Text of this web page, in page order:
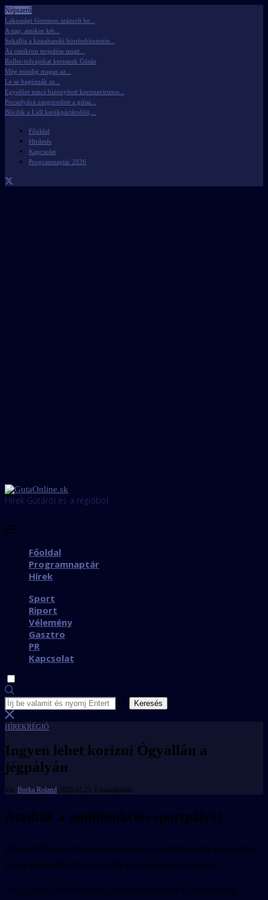
Népszerű
Lakossági fórumon számolt be...
A nap, amikor két...
Sokallja a kiszabandó börtönbüntetést...
Az omikron terjedése miatt...
Roller-tolvajokat keresnek Gútán
Még mindig magas az...
Le se bagózzák az...
Egyelőre nincs bizonyított koronavírusos...
Pocsolyává zsugorodott a gútai...
Bővítik a Lidl kerékpártárolóit,...
Főoldal
Hirdetés
Kapcsolat
Programnaptár 2026
Hírek Gútáról és a régióból
Főoldal
Programnaptár
Hírek
Sport
Riport
Vélemény
Gasztro
PR
Kapcsolat
Keresés
HÍREKRÉGIÓ
Ingyen lehet korizni Ógyallán a
jégpályán
írta: Borka Roland 2023.02.23. 0 hozzászólás
Átadták a multifunkciós sportpályát.
Elkészült Ógyalla Bagota városrészben a multifunkciós sportpálya,
ahová péntektől (02.24.) várják a korcsolyázni vágyókat.
Az ógyallai városi hivatal tájékoztatása szerint a nyilvánosság